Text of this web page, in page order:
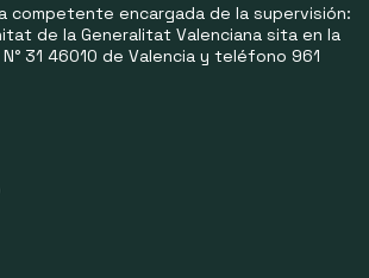
competente encargada de la supervisión:
de la Generalitat Valenciana sita en la
31 46010 de Valencia y teléfono 961